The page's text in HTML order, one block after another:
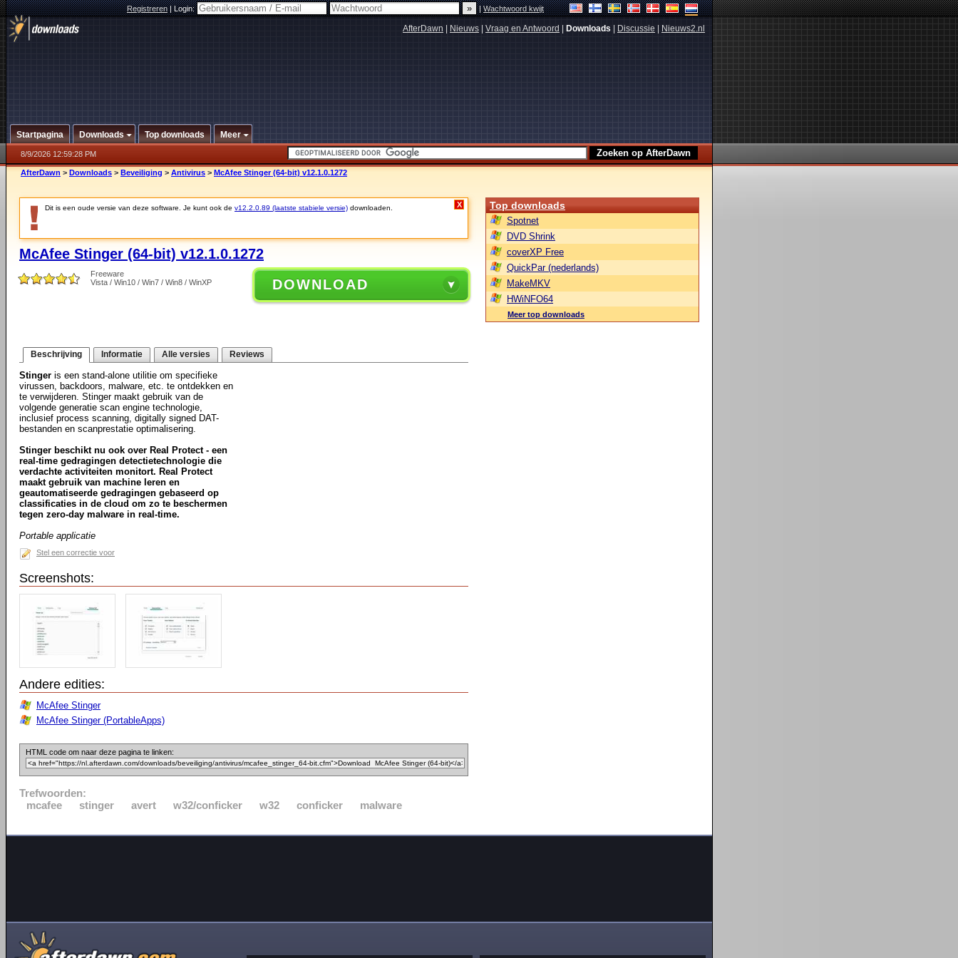
Registreren|Login: |Wachtwoord kwijt
AfterDawn Nieuws Vraag en Antwoord Downloads Discussie Nieuws2.nl
Startpagina Downloads Top downloads Meer
8/9/2026 12:59:28 PM
AfterDawn > Downloads > Beveiliging > Antivirus > McAfee Stinger (64-bit) v12.1.0.1272
Dit is een oude versie van deze software. Je kunt ook de v12.2.0.89 (laatste stabiele versie) downloaden. X
McAfee Stinger (64-bit) v12.1.0.1272
Freeware
Vista / Win10 / Win7 / Win8 / WinXP
DOWNLOAD
Beschrijving Informatie Alle versies Reviews
Stinger is een stand-alone utilitie om specifieke
virussen, backdoors, malware, etc. te ontdekken en
te verwijderen. Stinger maakt gebruik van de
volgende generatie scan engine technologie,
inclusief process scanning, digitally signed DAT-
bestanden en scanprestatie optimalisering.
Stinger beschikt nu ook over Real Protect - een
real-time gedragingen detectietechnologie die
verdachte activiteiten monitort. Real Protect
maakt gebruik van machine leren en
geautomatiseerde gedragingen gebaseerd op
classificaties in de cloud om zo te beschermen
tegen zero-day malware in real-time.
Portable applicatie
Stel een correctie voor
Screenshots:
Andere edities:
McAfee Stinger
McAfee Stinger (PortableApps)
HTML code om naar deze pagina te linken:
Trefwoorden:
mcafee
stinger avert w32/conficker w32 conficker malware
Top downloads
Spotnet
DVD Shrink
coverXP Free
QuickPar (nederlands)
MakeMKV
HWiNFO64
Meer top downloads